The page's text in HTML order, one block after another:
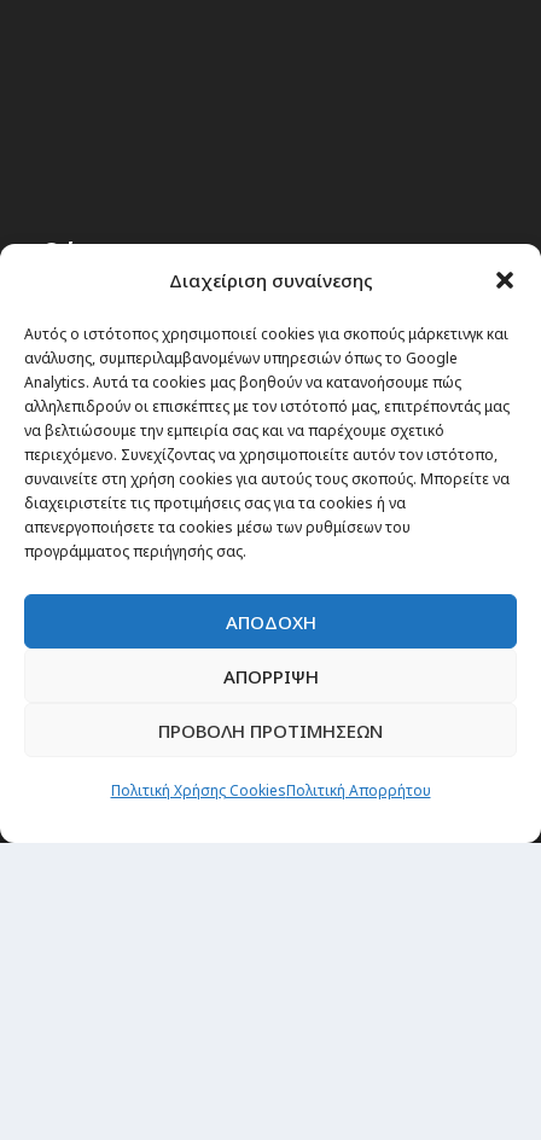
Διαχείριση συναίνεσης
Αυτός ο ιστότοπος χρησιμοποιεί cookies για σκοπούς μάρκετινγκ και
ανάλυσης, συμπεριλαμβανομένων υπηρεσιών όπως το Google
Analytics. Αυτά τα cookies μας βοηθούν να κατανοήσουμε πώς
αλληλεπιδρούν οι επισκέπτες με τον ιστότοπό μας, επιτρέποντάς μας
να βελτιώσουμε την εμπειρία σας και να παρέχουμε σχετικό
περιεχόμενο. Συνεχίζοντας να χρησιμοποιείτε αυτόν τον ιστότοπο,
συναινείτε στη χρήση cookies για αυτούς τους σκοπούς. Μπορείτε να
διαχειριστείτε τις προτιμήσεις σας για τα cookies ή να
απενεργοποιήσετε τα cookies μέσω των ρυθμίσεων του
προγράμματος περιήγησής σας.
ΑΠΟΔΟΧΗ
ΑΠΟΡΡΙΨΗ
ΠΡΟΒΟΛΗ ΠΡΟΤΙΜΗΣΕΩΝ
Πολιτική Χρήσης CookiesΠολιτική Απορρήτου
Θέματα
Passenger στον κόσμο
TRAVEL NEWS
Οργάνωσε το ταξίδι σου
CITY and CULTURE